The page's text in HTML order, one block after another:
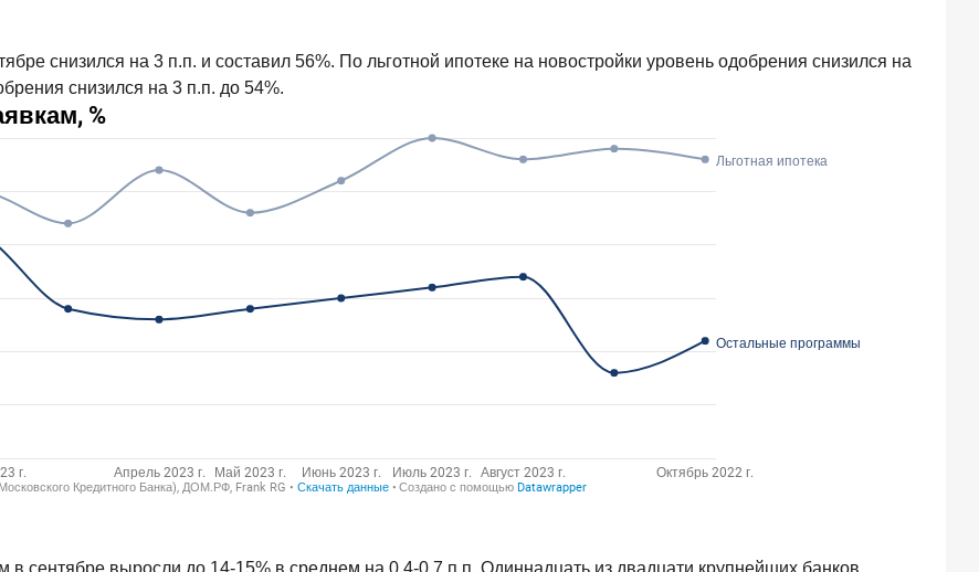
снизился на 3 п.п. и составил 56%. По льготной ипотеке на новостройки уровень одобрения снизился на
снизился на 3 п.п. до 54%.
сентябре выросли до 14-15% в среднем на 0,4-0,7 п.п. Одиннадцать из двадцати крупнейших банков